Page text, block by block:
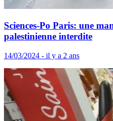
Sciences-Po Paris: une
palestinienne interdite
14/03/2024 - il y a 2 ans